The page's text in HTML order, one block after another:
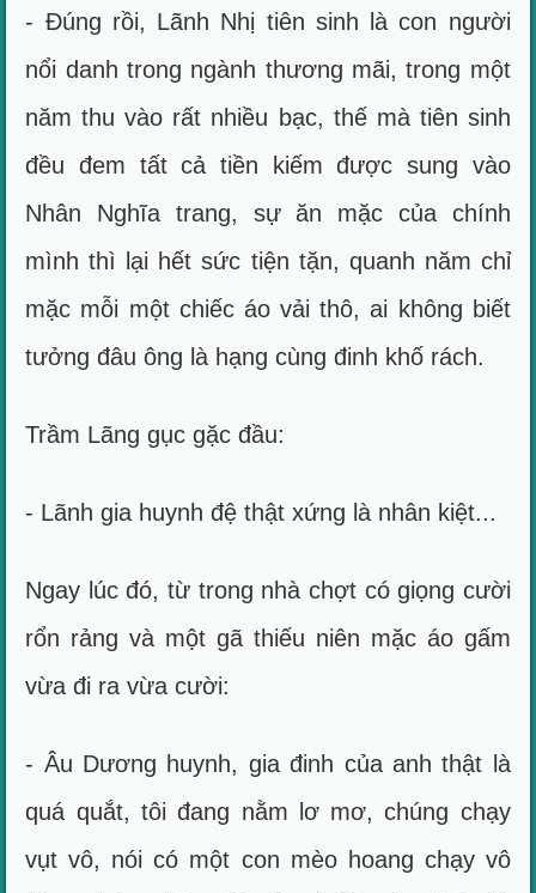
- Đúng rồi, Lãnh Nhị tiên sinh là con người
nổi danh trong ngành thương mãi, trong một
năm thu vào rất nhiều bạc, thế mà tiên sinh
đều đem tất cả tiền kiếm được sung vào
Nhân Nghĩa trang, sự ăn mặc của chính
mình thì lại hết sức tiện tặn, quanh năm chỉ
mặc mỗi một chiếc áo vải thô, ai không biết
tưởng đâu ông là hạng cùng đinh khố rách.
Trầm Lãng gục gặc đầu:
- Lãnh gia huynh đệ thật xứng là nhân kiệt...
Ngay lúc đó, từ trong nhà chợt có giọng cười
rổn rảng và một gã thiếu niên mặc áo gấm
vừa đi ra vừa cười:
- Âu Dương huynh, gia đinh của anh thật là
quá quắt, tôi đang nằm lơ mơ, chúng chạy
vụt vô, nói có một con mèo hoang chạy vô